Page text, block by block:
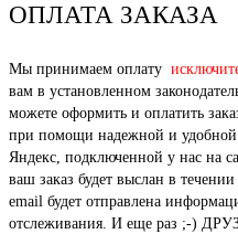
ОПЛАТА ЗАКАЗА
Мы принимаем оплату
вам в установленном
можете оформить и оплатить
при помощи надежной и
Яндекс, подключенной у нас на
ваш заказ будет выслан в
email будет отправлена
отслеживания. И еще раз ;-)